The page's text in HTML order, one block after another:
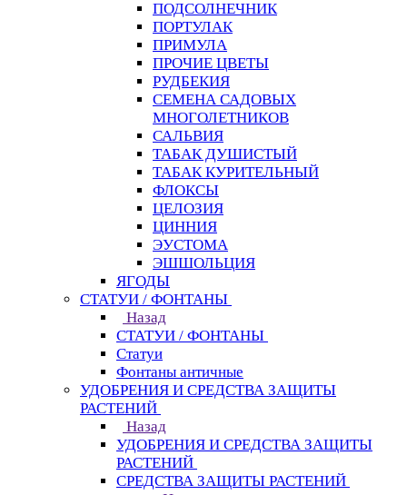
ПОДСОЛНЕЧНИК
ПОРТУЛАК
ПРИМУЛА
ПРОЧИЕ ЦВЕТЫ
РУДБЕКИЯ
СЕМЕНА САДОВЫХ
МНОГОЛЕТНИКОВ
САЛЬВИЯ
ТАБАК ДУШИСТЫЙ
ТАБАК КУРИТЕЛЬНЫЙ
ФЛОКСЫ
ЦЕЛОЗИЯ
ЦИННИЯ
ЭУСТОМА
ЭШШОЛЬЦИЯ
ЯГОДЫ
СТАТУИ / ФОНТАНЫ
Назад
СТАТУИ / ФОНТАНЫ
Статуи
Фонтаны античные
УДОБРЕНИЯ И СРЕДСТВА ЗАЩИТЫ
РАСТЕНИЙ
Назад
УДОБРЕНИЯ И СРЕДСТВА ЗАЩИТЫ
РАСТЕНИЙ
СРЕДСТВА ЗАЩИТЫ РАСТЕНИЙ